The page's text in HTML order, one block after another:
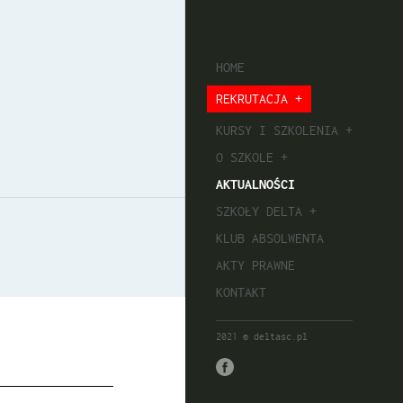
HOME
REKRUTACJA
KURSY I SZKOLENIA
O SZKOLE
AKTUALNOŚCI
SZKOŁY DELTA
KLUB ABSOLWENTA
AKTY PRAWNE
KONTAKT
2021 © deltasc.pl